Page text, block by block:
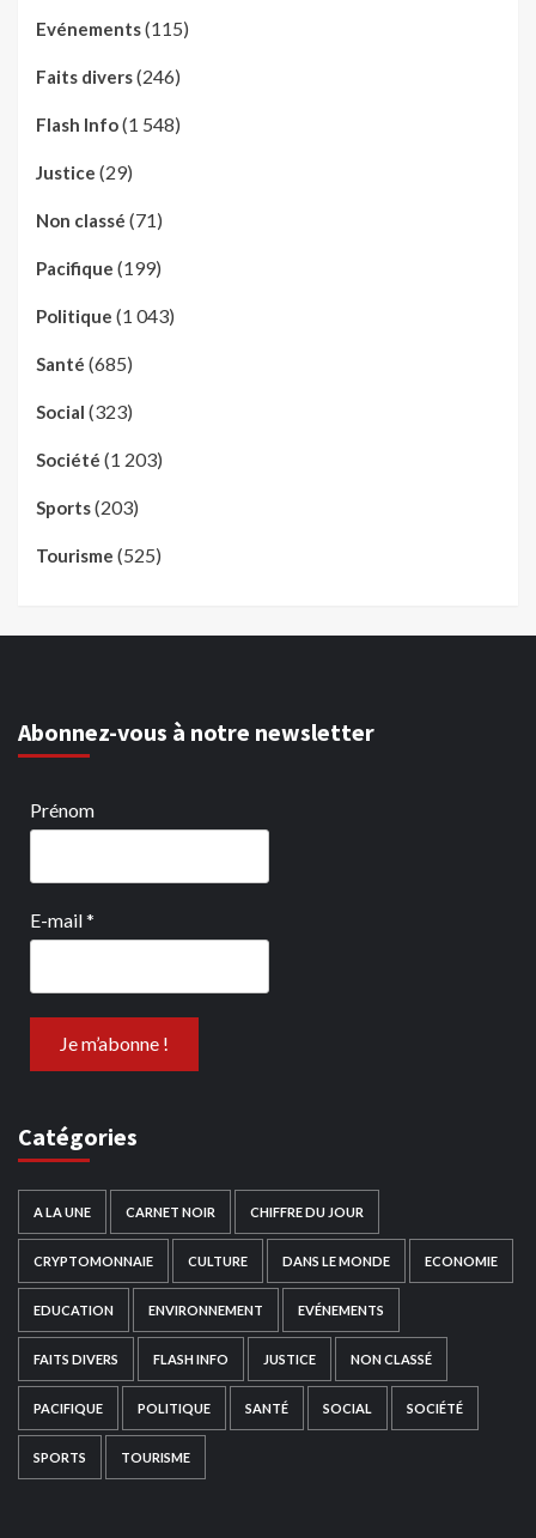
Evénements(115)
Faits divers(246)
Flash Info(1 548)
Justice (29)
Non classé (71)
Pacifique (199)
Politique (1 043)
Santé (685)
Social (323)
Société (1 203)
Sports(203)
Tourisme (525)
Abonnez-vous à notre newsletter
Prénom
E-mail*
Catégories
A LA UNE CARNET NOIR CHIFFRE DU JOUR
CRYPTOMONNAIE CULTURE DANS LE MONDE ECONOMIE
EDUCATION ENVIRONNEMENT EVÉNEMENTS
FAITS DIVERS FLASH INFO JUSTICE NON CLASSÉ
PACIFIQUE POLITIQUE SANTÉ SOCIAL SOCIÉTÉ
SPORTS TOURISME